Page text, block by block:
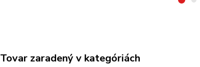
Tovar zaradený v kategóriách